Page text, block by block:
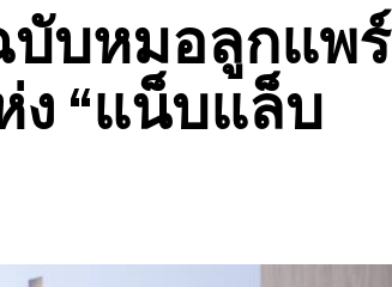
บหมอลูกแพร์
ง “แน็บแล็บ